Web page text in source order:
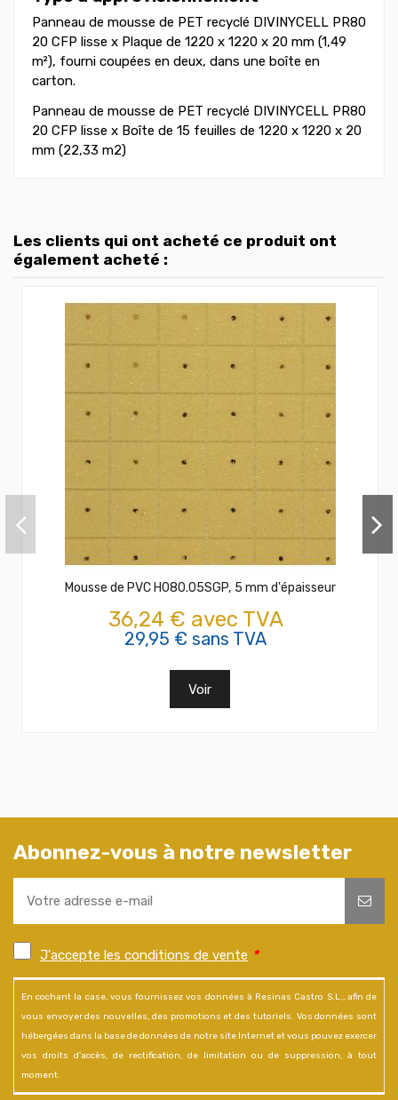
Panneau de mousse de PET recyclé DIVINYCELL PR80
20 CFP lisse x Plaque de 1220 x 1220 x 20 mm (1,49
m²), fourni coupées en deux, dans une boîte en
carton.
Panneau de mousse de PET recyclé DIVINYCELL PR80
20 CFP lisse x Boîte de 15 feuilles de 1220 x 1220 x 20
mm (22,33 m2)
Les clients qui ont acheté ce produit ont
également acheté :
Mousse de PVC H080.05SGP, 5 mm d'épaisseur
36,24 € avec TVA
29,95 € sans TVA
Voir
Abonnez-vous à notre newsletter
J'accepte les conditions de vente *
En cochant la case, vous fournissez vos données à Resinas Castro S.L., afin de
vous envoyer des nouvelles, des promotions et des tutoriels. Vos données sont
hébergées dans la base de données de notre site Internet et vous pouvez exercer
vos droits d'accès, de rectification, de limitation ou de suppression, à tout
moment.